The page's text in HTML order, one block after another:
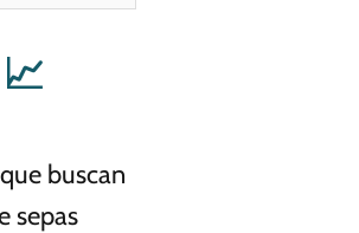
buscan
sepas